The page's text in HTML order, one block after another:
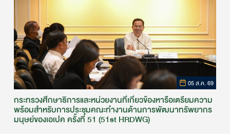
05 ส.ค. 69
กระทรวงศึกษาธิการและหน่วยงานที่เกี่ยวข้องหารือเตรียมความ
พร้อมสำหรับการประชุมคณะทำงานด้านการพัฒนาทรัพยากร
มนุษย์ของเอเปค ครั้งที่ 51 (51st HRDWG)